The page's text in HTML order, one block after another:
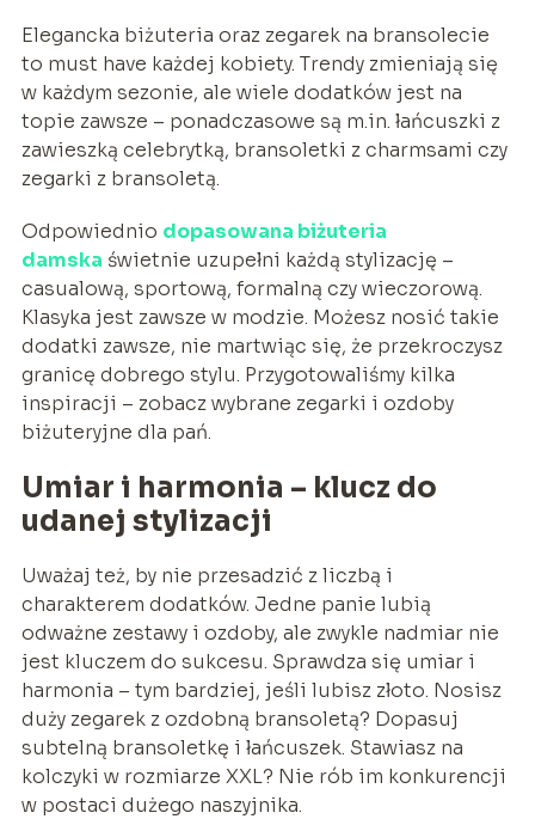
Elegancka biżuteria oraz zegarek na bransolecie
to must have każdej kobiety. Trendy zmieniają się
w każdym sezonie, ale wiele dodatków jest na
topie zawsze – ponadczasowe są m.in. łańcuszki z
zawieszką celebrytką, bransoletki z charmsami czy
zegarki z bransoletą.
Odpowiednio dopasowana biżuteria
damska świetnie uzupełni każdą stylizację –
casualową, sportową, formalną czy wieczorową.
Klasyka jest zawsze w modzie. Możesz nosić takie
dodatki zawsze, nie martwiąc się, że przekroczysz
granicę dobrego stylu. Przygotowaliśmy kilka
inspiracji – zobacz wybrane zegarki i ozdoby
biżuteryjne dla pań.
Umiar i harmonia – klucz do
udanej stylizacji
Uważaj też, by nie przesadzić z liczbą i
charakterem dodatków. Jedne panie lubią
odważne zestawy i ozdoby, ale zwykle nadmiar nie
jest kluczem do sukcesu. Sprawdza się umiar i
harmonia – tym bardziej, jeśli lubisz złoto. Nosisz
duży zegarek z ozdobną bransoletą? Dopasuj
subtelną bransoletkę i łańcuszek. Stawiasz na
kolczyki w rozmiarze XXL? Nie rób im konkurencji
w postaci dużego naszyjnika.